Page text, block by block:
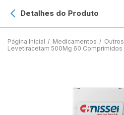
Página Inicial / Medicamentos / Outros
Levetiracetam 500Mg 60 Comprimidos
Detalhes do Produto